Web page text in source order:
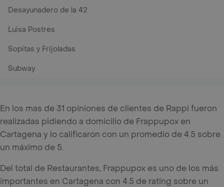
Desayunadero de la 42
Luisa Postres
Sopitas y Frijoladas
Subway
En los mas de 31 opiniones de clientes de Rappi fueron
realizadas pidiendo a domicilio de Frappupox en
Cartagena y lo calificaron con un promedio de 4.5 sobre
un máximo de 5.
Del total de Restaurantes, Frappupox es uno de los más
importantes en Cartagena con 4.5 de rating sobre un